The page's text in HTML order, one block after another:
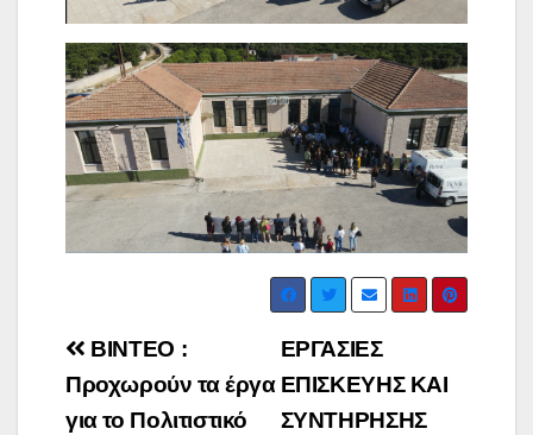
Post
navigation
ΕΡΓΑΣΙΕΣ
ΕΠΙΣΚΕΥΗΣ ΚΑΙ
ΣΥΝΤΗΡΗΣΗΣ
ΒΙΝΤΕΟ :
Προχωρούν τα έργα
για το Πολιτιστικό